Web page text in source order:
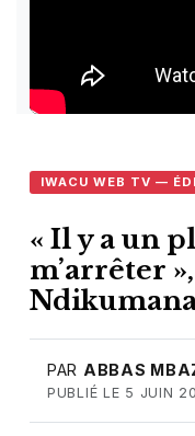
IWACU WEB TV —
« Il y a un
m’arrêter
PAR ABBAS
PUBLIÉ LE 5 JUIN